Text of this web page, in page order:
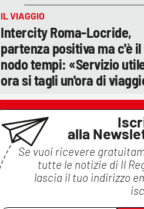
IL VIAGGIO
Intercity Roma-Locride,
partenza positiva ma c'è il
nodo tempi: «Servizio
ora si tagli un'ora di
alla
Se vuoi ricevere
tutte le notizie di Il
lascia il tuo indirizzo